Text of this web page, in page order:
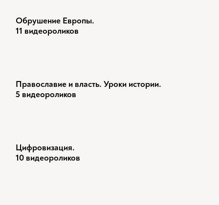
Обрушение Европы.
11 видеороликов
Православие и власть. Уроки истории.
5 видеороликов
Цифровизация.
10 видеороликов